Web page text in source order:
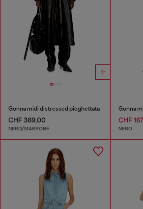
Gonna midi distressed pieghettata
CHF 369,00
NERO/MARRONE
Gonna
CHF
NERO